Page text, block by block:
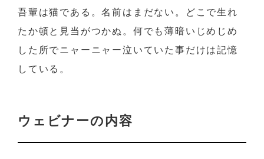
吾輩は猫である。名前はまだない。どこで生れ
たか頓と見当がつかぬ。何でも薄暗いじめじめ
した所でニャーニャー泣いていた事だけは記憶
している。
ウェビナーの内容